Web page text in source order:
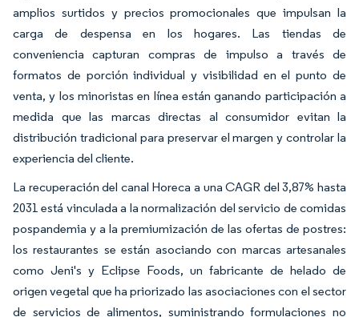
amplios surtidos y precios promocionales que impulsan la
carga de despensa en los hogares. Las tiendas de
conveniencia capturan compras de impulso a través de
formatos de porción individual y visibilidad en el punto de
venta, y los minoristas en línea están ganando participación a
medida que las marcas directas al consumidor evitan la
distribución tradicional para preservar el margen y controlar la
experiencia del cliente.
La recuperación del canal Horeca a una CAGR del 3,87% hasta
2031 está vinculada a la normalización del servicio de comidas
pospandemia y a la premiumización de las ofertas de postres:
los restaurantes se están asociando con marcas artesanales
como Jeni's y Eclipse Foods, un fabricante de helado de
origen vegetal que ha priorizado las asociaciones con el sector
de servicios de alimentos, suministrando formulaciones no